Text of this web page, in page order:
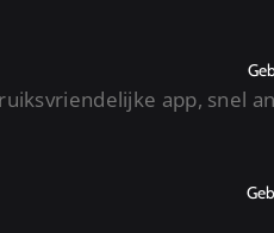
app, snel